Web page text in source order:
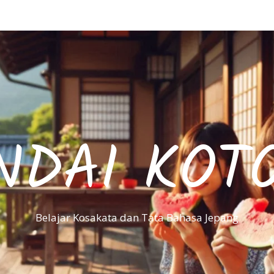
Belajar Kosakata dan Tata Bahasa Jepang